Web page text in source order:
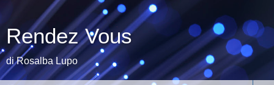
Rendez Vous
di Rosalba Lupo